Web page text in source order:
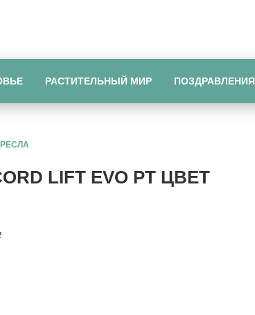
РАСТИТЕЛЬНЫЙ МИР ПОЗДРАВЛЕНИЯ
LIFT EVO PT ЦВЕТ